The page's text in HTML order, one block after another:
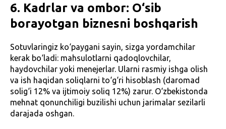
6. Kadrlar va ombor: O‘sib
borayotgan biznesni boshqarish
Sotuvlaringiz ko‘paygani sayin, sizga yordamchilar
kerak bo‘ladi: mahsulotlarni qadoqlovchilar,
haydovchilar yoki menejerlar. Ularni rasmiy ishga olish
va ish haqidan soliqlarni to‘g‘ri hisoblash (daromad
solig‘i 12% va ijtimoiy soliq 12%) zarur. O‘zbekistonda
mehnat qonunchiligi buzilishi uchun jarimalar sezilarli
darajada oshgan.